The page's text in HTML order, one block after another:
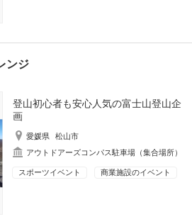
ンジ
登山初心者も安心人気の富士山登山企
画
愛媛県
松山市
アウトドアーズコンパス駐車場（集合場所）
スポーツイベント 商業施設のイベント